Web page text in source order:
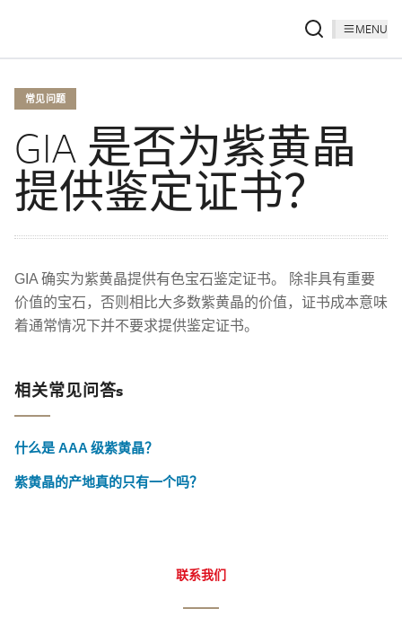
MENU
常见问题
GIA 是否为紫黄晶
提供鉴定证书？
GIA 确实为紫黄晶提供有色宝石鉴定证书。 除非具有重要
价值的宝石，否则相比大多数紫黄晶的价值，证书成本意味
着通常情况下并不要求提供鉴定证书。
相关常见问答s
什么是 AAA 级紫黄晶？
紫黄晶的产地真的只有一个吗？
联系我们